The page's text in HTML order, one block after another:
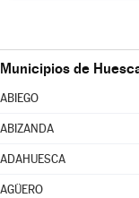
Municipios de
ABIEGO
ABIZANDA
ADAHUESCA
AGÜERO